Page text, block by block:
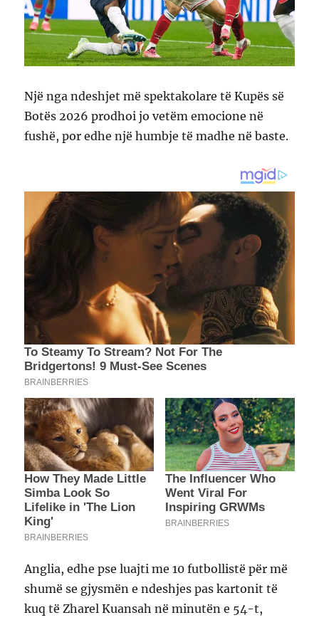
Një nga ndeshjet më spektakolare të Kupës së
Botës 2026 prodhoi jo vetëm emocione në
fushë, por edhe një humbje të madhe në baste.
Anglia, edhe pse luajti me 10 futbollistë për më
shumë se gjysmën e ndeshjes pas kartonit të
kuq të Zharel Kuansah në minutën e 54-t,